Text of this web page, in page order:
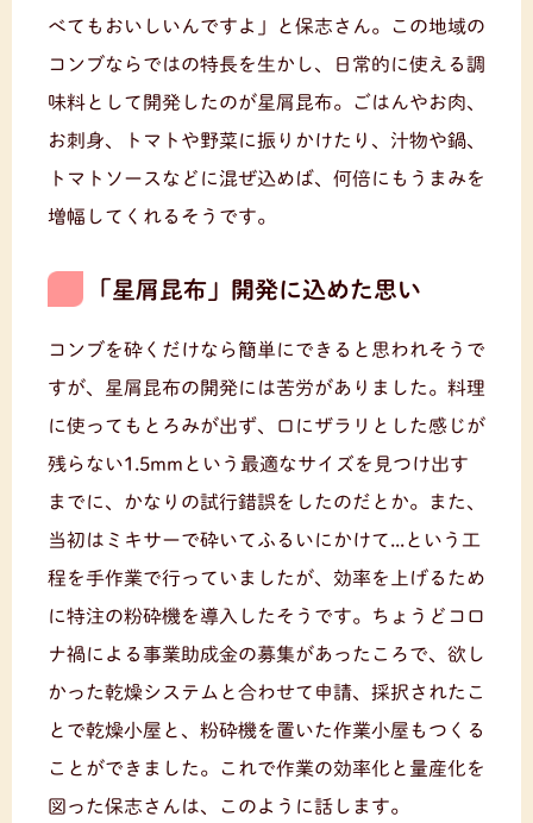
べてもおいしいんですよ」と保志さん。この地域の
コンブならではの特長を生かし、日常的に使える調
味料として開発したのが星屑昆布。ごはんやお肉、
お刺身、トマトや野菜に振りかけたり、汁物や鍋、
トマトソースなどに混ぜ込めば、何倍にもうまみを
増幅してくれるそうです。
「星屑昆布」開発に込めた思い
コンブを砕くだけなら簡単にできると思われそうで
すが、星屑昆布の開発には苦労がありました。料理
に使ってもとろみが出ず、口にザラリとした感じが
残らない1.5mmという最適なサイズを見つけ出す
までに、かなりの試行錯誤をしたのだとか。また、
当初はミキサーで砕いてふるいにかけて...という工
程を手作業で行っていましたが、効率を上げるため
に特注の粉砕機を導入したそうです。ちょうどコロ
ナ禍による事業助成金の募集があったころで、欲し
かった乾燥システムと合わせて申請、採択されたこ
とで乾燥小屋と、粉砕機を置いた作業小屋もつくる
ことができました。これで作業の効率化と量産化を
図った保志さんは、このように話します。